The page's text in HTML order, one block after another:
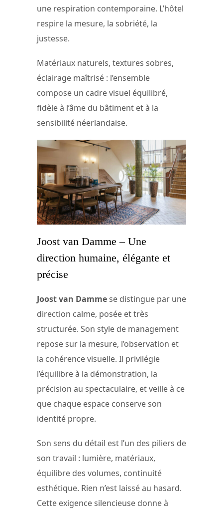
une respiration contemporaine. L’hôtel
respire la mesure, la sobriété, la
justesse.
Matériaux naturels, textures sobres,
éclairage maîtrisé : l’ensemble
compose un cadre visuel équilibré,
fidèle à l’âme du bâtiment et à la
sensibilité néerlandaise.
Joost van Damme – Une
direction humaine, élégante et
précise
Joost van Dammese distingue par une
direction calme, posée et très
structurée. Son style de management
repose sur la mesure, l’observation et
la cohérence visuelle. Il privilégie
l’équilibre à la démonstration, la
précision au spectaculaire, et veille à ce
que chaque espace conserve son
identité propre.
Son sens du détail est l’un des piliers de
son travail : lumière, matériaux,
équilibre des volumes, continuité
esthétique. Rien n’est laissé au hasard.
Cette exigence silencieuse donne à